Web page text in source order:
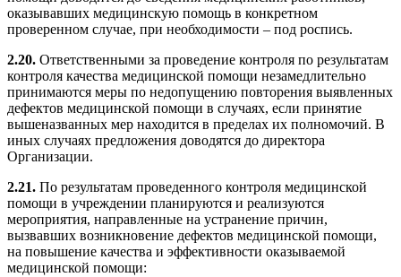
оказывавших медицинскую помощь в конкретном
проверенном случае, при необходимости – под роспись.
2.20. Ответственными за проведение контроля по результатам
контроля качества медицинской помощи незамедлительно
принимаются меры по недопущению повторения выявленных
дефектов медицинской помощи в случаях, если принятие
вышеназванных мер находится в пределах их полномочий. В
иных случаях предложения доводятся до директора
Организации.
2.21. По результатам проведенного контроля медицинской
помощи в учреждении планируются и реализуются
мероприятия, направленные на устранение причин,
вызвавших возникновение дефектов медицинской помощи,
на повышение качества и эффективности оказываемой
медицинской помощи: